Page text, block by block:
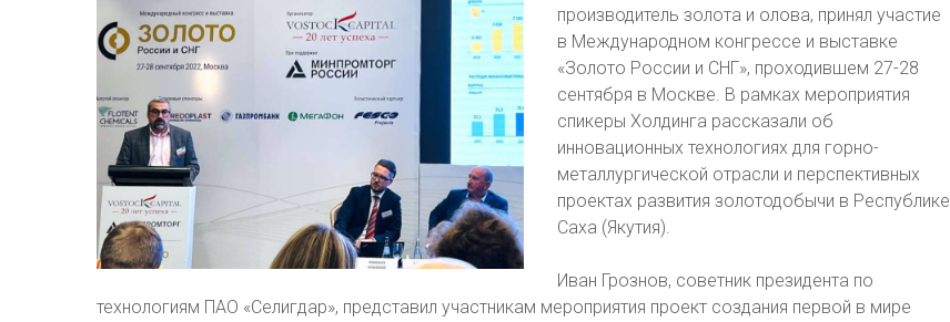
производитель золота и олова, принял участие
в Международном конгрессе и выставке
«Золото России и СНГ», проходившем 27-28
сентября в Москве. В рамках мероприятия
спикеры Холдинга рассказали об
инновационных технологиях для горно-
металлургической отрасли и перспективных
проектах развития золотодобычи в Республике
Саха (Якутия).
Иван Грознов, советник президента по
технологиям ПАО «Селигдар», представил участникам мероприятия проект создания первой в мире